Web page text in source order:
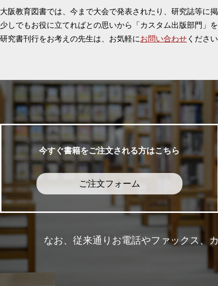
大阪教育図書では、今まで大会で発表されたり、研究誌等に
少しでもお役に立てればとの思いから「カスタム出版部門」
研究書刊行をお考えの先生は、お気軽にお問い合わせ くださ
今すぐ書籍をご注文される方はこちら
ご注文フォーム
なお、従来通りお電話やファックス、